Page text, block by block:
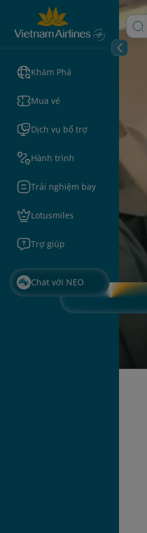
Khám Phá
Mua vé
Dịch vụ bổ trợ
Hành trình
Trải nghiệm bay
Lotusmiles
Trợ giúp
Chat với NEO